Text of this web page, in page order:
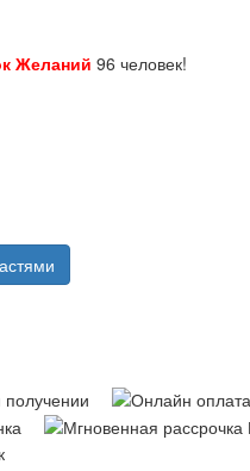
Желаний 96 человек!